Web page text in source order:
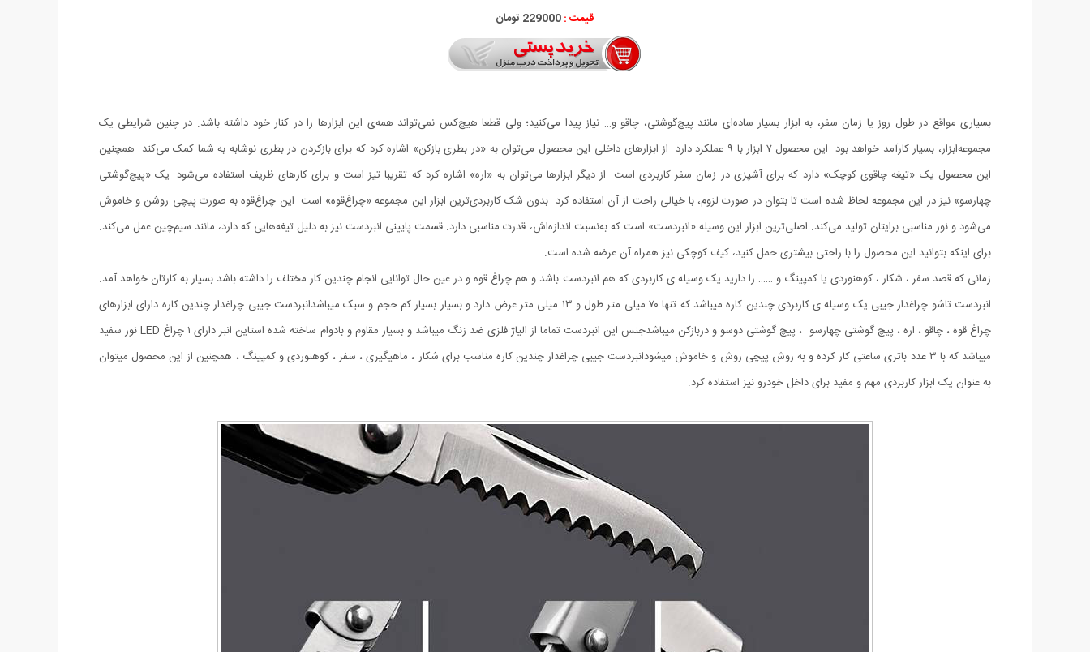
قیمت :229000 تومان
بسیاری مواقع در طول روز یا زمان سفر، به ابزار بسیار ساده‌ای مانند پیچ‌گوشتی، چاقو و… نیاز پیدا می‌کنید؛ ولی قطعا هیچ‌کس نمی‌تواند همه‌ی این ابزارها را در کنار خود داشته باشد. در چنین شرایطی یک
مجموعه‌ابزار، بسیار کارآمد خواهد بود. این محصول ۷ ابزار با ۹ عملکرد دارد. از ابزارهای داخلی این محصول می‌توان به «در بطری باز‌کن» اشاره کرد که برای بازکردن در بطری نوشابه به شما کمک می‌کند. همچنین
این محصول یک «تیغه چاقوی کوچک» دارد که برای آشپزی در زمان سفر کاربردی است. از دیگر ابزارها می‌توان به «اره» اشاره کرد که تقریبا تیز است و برای کارهای ظریف استفاده می‌شود. یک «پیچ‌گوشتی
چهارسو» نیز در این مجموعه لحاظ شده است تا بتوان در صورت لزوم، با خیالی راحت از آن استفاده کرد. بدون شک کاربردی‌ترین ابزار این مجموعه «چراغ‌قوه‌» است. این چراغ‌قوه به صورت پیچی روشن و خاموش
می‌شود و نور مناسبی برایتان تولید می‌کند. اصلی‌ترین ابزار این وسیله «انبردست» است که به‌نسبت اندازه‌اش، قدرت مناسبی دارد. قسمت پایینی انبردست نیز به دلیل تیغه‌هایی که دارد، مانند سیم‌چین عمل می‌کند.
برای اینکه بتوانید این محصول را با راحتی بیشتری حمل کنید، کیف کوچکی نیز همراه آن عرضه شده است.
زمانی که قصد سفر ، شکار ، کوهنوردی یا کمپینگ و …… را دارید یک وسیله ی کاربردی که هم انبردست باشد و هم چراغ قوه و در عین حال توانایی انجام چندین کار مختلف را داشته باشد بسیار به کارتان خواهد آمد.
انبردست تاشو چراغدار جیبی یک وسیله ی کاربردی چندین کاره میباشد که تنها ۷۰ میلی متر طول و ۱۳ میلی متر عرض دارد و بسیار بسیار کم حجم و سبک میباشدانبردست جیبی چراغدار چندین کاره دارای ابزارهای
چراغ قوه ، چاقو ، اره ، پیچ گوشتی چهارسو ، پیچ گوشتی دوسو و دربازکن میباشدجنس این انبردست تماما از الیاژ فلزی ضد زنگ میباشد و بسیار مقاوم و بادوام ساخته شده استاین انبر دارای ۱ چراغ LED نور سفید
میباشد که با ۳ عدد باتری ساعتی کار کرده و به روش پیچی روش و خاموش میشودانبردست جیبی چراغدار چندین کاره مناسب برای شکار ، ماهیگیری ، سفر ، کوهنوردی و کمپینگ ، همچنین از این محصول میتوان
به عنوان یک ابزار کاربردی مهم و مفید برای داخل خودرو نیز استفاده کرد.